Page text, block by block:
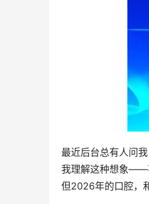
最近后台总有人问
我理解这种想象——
但2026年的口腔，